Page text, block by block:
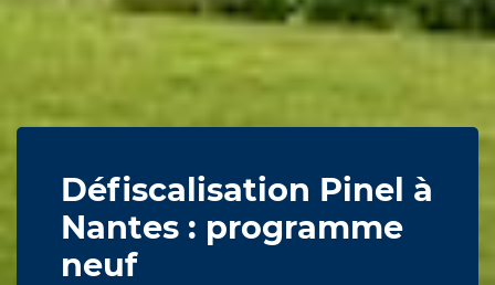
Défiscalisation Pinel à
Nantes : programme
neuf